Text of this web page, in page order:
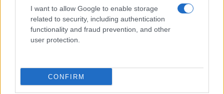
I want to allow Google to enable storage
related to security, including authentication
functionality and fraud prevention, and other
user protection.
CONFIRM
OTTO CHANNEL
Iscritto al Registro degli Operatori di Comunicazione n. 37512
© Riproduzione Riservata – Ne è consentita esclusivamente una
riproduzione parziale con citazione della fonte corretta